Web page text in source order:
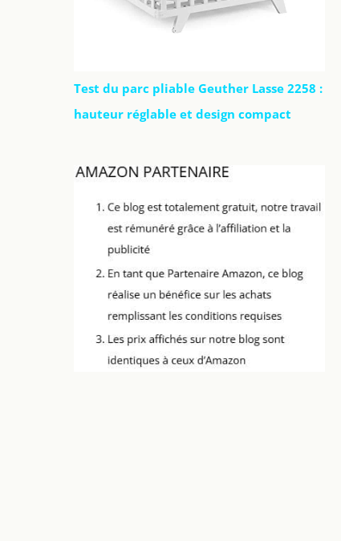
Test du parc pliable Geuther Lasse 2258 :
hauteur réglable et design compact